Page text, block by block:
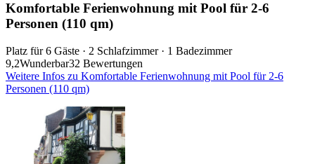
Komfortable Ferienwohnung mit Pool für 2-6
Personen (110 qm)
Platz für 6 Gäste · 2 Schlafzimmer · 1 Badezimmer
9,2Wunderbar32 Bewertungen
Weitere Infos zu Komfortable Ferienwohnung mit Pool für 2-6
Personen (110 qm)